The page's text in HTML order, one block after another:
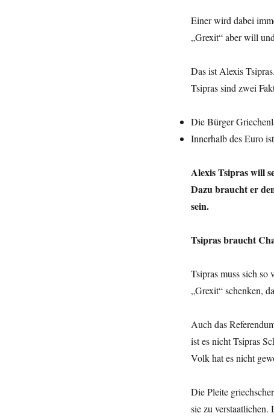
Einer wird dabei
„Grexit“ aber will
Das ist Alexis Tsipras.
Tsipras sind zwei
Die Bürger
Innerhalb des Euro
Alexis Tsipras will
Dazu braucht er
sein.
Tsipras braucht
Tsipras muss sich so
„Grexit“ schenken,
Auch das
ist es nicht Tsipras
Volk hat es nicht
Die Pleite
sie zu